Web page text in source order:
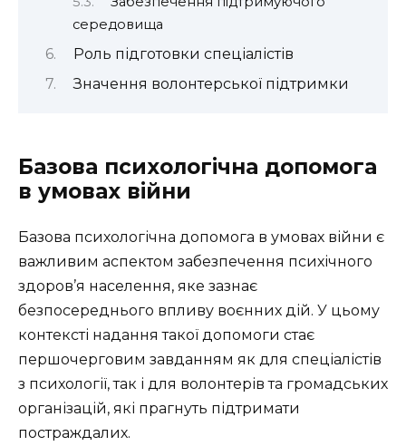
середовища
Роль підготовки спеціалістів
Значення волонтерської підтримки
Базова психологічна допомога
в умовах війни
Базова психологічна допомога в умовах війни є
важливим аспектом забезпечення психічного
здоров’я населення, яке зазнає
безпосереднього впливу воєнних дій. У цьому
контексті надання такої допомоги стає
першочерговим завданням як для спеціалістів
з психології, так і для волонтерів та громадських
організацій, які прагнуть підтримати
постраждалих.